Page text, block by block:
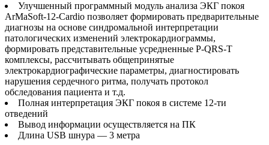
Улучшенный программный модуль анализа ЭКГ покоя
ArMaSoft-12-Cardio позволяет формировать предварительные
диагнозы на основе синдромальной интерпретации
патологических изменений электрокардиограммы,
формировать представительные усредненные P-QRS-T
комплексы, рассчитывать общепринятые
электрокардиографические параметры, диагностировать
нарушения сердечного ритма, получать протокол
обследования пациента и т.д.
Полная интерпретация ЭКГ покоя в системе 12-ти
отведений
Вывод информации осуществляется на ПК
Длина USB шнура — 3 метра